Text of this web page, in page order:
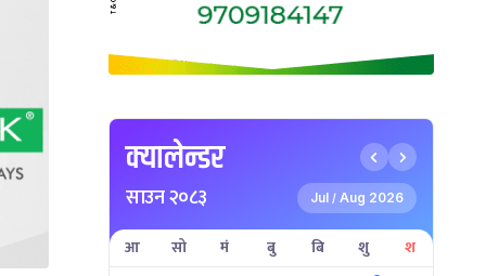
क्यालेन्डर
साउन २०८३ Jul / Aug 2026
आ सो मं बु बि शु श